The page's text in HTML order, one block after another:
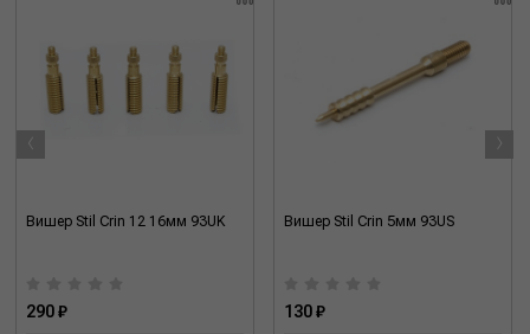
Вишер Stil Crin 12 16мм 93UK
290 ₽
Вишер Stil Crin 5мм 93US
130 ₽
‹ ›